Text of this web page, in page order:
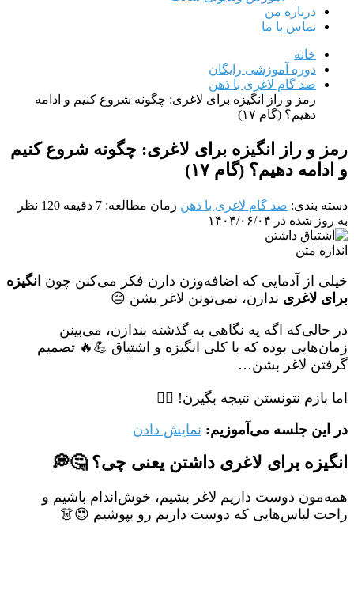
درباره من
تماس با ما
خانه
دوره آموزشی رایگان
صد گام لاغری با ذهن
رمز و راز انگیزه برای لاغری: چگونه شروع کنیم و ادامه
دهیم؟ (گام ۱۷)
رمز و راز انگیزه برای لاغری: چگونه شروع کنیم
و ادامه دهیم؟ (گام ۱۷)
دسته بندی: صد گام لاغری با ذهن زمان مطالعه: 7 دقیقه
120 نظر
به روز شده در ۱۴۰۴/۰۶/۰۴
اندازه متن
خیلی از آدمایی که اضافه‌وزن دارن فکر می‌کنن چون انگیزه
برای لاغری ندارن، نمی‌تونن لاغر بشن 😔
در حالی‌که اگه یه نگاهی به گذشته بندازن، می‌بینن
زمان‌هایی بوده که با کلی انگیزه و اشتیاق 💪🔥 تصمیم
گرفتن لاغر بشن…
اما بازم نتونستن نتیجه بگیرن! 🤷‍♀️
در این جلسه می‌آموزیم: نمایش دادن
انگیزه برای لاغری داشتن یعنی چی؟ 🤔💭
همه‌مون دوست داریم لاغر بشیم، خوش‌اندام باشیم و
راحت لباس‌هایی که دوست داریم رو بپوشیم 😍👗